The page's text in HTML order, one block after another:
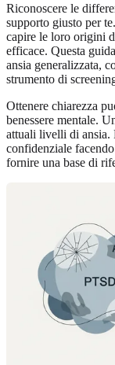
Riconoscere le
supporto giusto per
capire le loro origini
efficace. Questa
ansia generalizzata,
strumento di
Ottenere chiarezza
benessere mentale.
attuali livelli di ansia.
confidenziale
fornire una base di